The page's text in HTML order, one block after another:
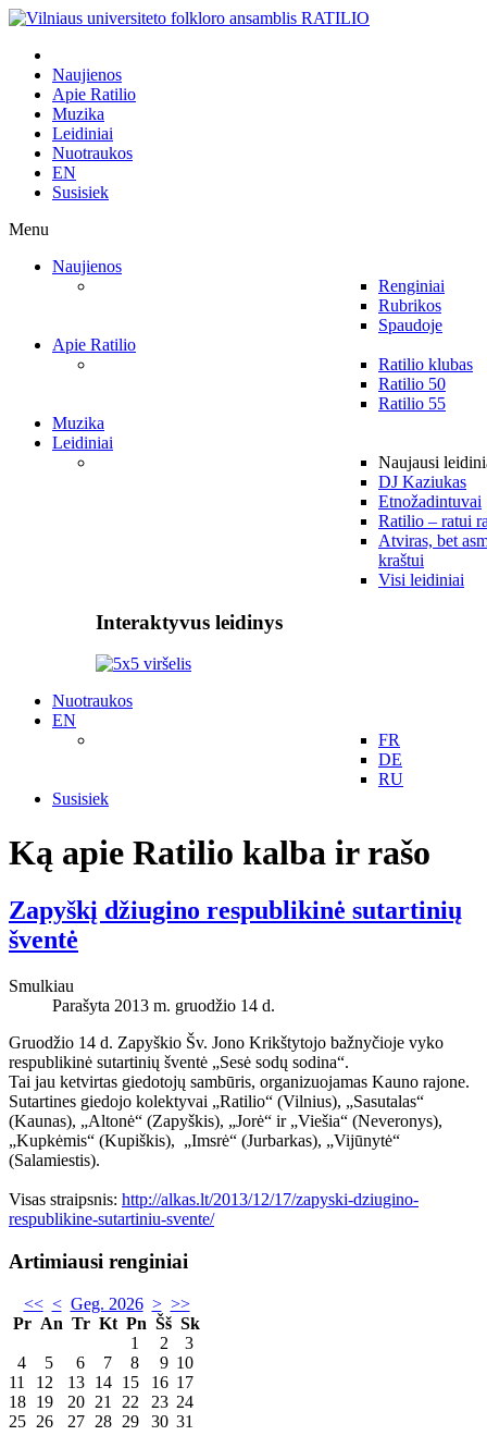
Naujienos
Apie Ratilio
Muzika
Leidiniai
Nuotraukos
EN
Susisiek
Menu
Naujienos
Renginiai
Rubrikos
Spaudoje
Apie Ratilio
Ratilio klubas
Ratilio 50
Ratilio 55
Muzika
Leidiniai
Naujausi
DJ Kaziukas
Etnožadintuvai
Ratilio – ratui
Atviras, bet
kraštui
Visi leidiniai
Interaktyvus leidinys
Nuotraukos
EN
FR
DE
RU
Susisiek
Ką apie Ratilio kalba ir rašo
Zapyškį džiugino respublikinė sutartinių
šventė
Smulkiau
Parašyta 2013 m. gruodžio 14 d.
Gruodžio 14 d. Zapyškio Šv. Jono Krikštytojo bažnyčioje vyko
respublikinė sutartinių šventė „Sesė sodų sodina“.
Tai jau ketvirtas giedotojų sambūris, organizuojamas Kauno rajone.
Sutartines giedojo kolektyvai „Ratilio“ (Vilnius), „Sasutalas“
(Kaunas), „Altonė“ (Zapyškis), „Jorė“ ir „Viešia“ (Neveronys),
„Kupkėmis“ (Kupiškis), „Imsrė“ (Jurbarkas), „Vijūnytė“
(Salamiestis).
Visas straipsnis: http://alkas.lt/2013/12/17/zapyski-dziugino-
respublikine-sutartiniu-svente/
Artimiausi renginiai
<< < Geg. 2026 > >>
Pr An Tr Kt Pn Šš Sk
1
2
3
4
5 6 7 8 9 10
11
12 13 14 15 16 17
18 19 20 21 22 23 24
25 26 27 28 29 30 31